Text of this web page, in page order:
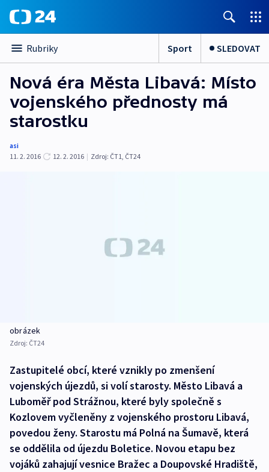
Rubriky Sport SLEDOVAT
Nová éra Města Libavá: Místo
vojenského přednosty má
starostku
asi
11. 2. 2016
12. 2. 2016 | Zdroj: ČT1, ČT24
obrázek
Zdroj: ČT24
Zastupitelé obcí, které vznikly po zmenšení
vojenských újezdů, si volí starosty. Město Libavá a
Luboměř pod Strážnou, které byly společně s
Kozlovem vyčleněny z vojenského prostoru Libavá,
povedou ženy. Starostu má Polná na Šumavě, která
se oddělila od újezdu Boletice. Novou etapu bez
vojáků zahajují vesnice Bražec a Doupovské Hradiště,